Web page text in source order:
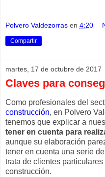
Polvero Valdezorras en 4:20
Compartir
martes, 17 de octubre de 2017
Claves para
Como profesionales del
construcción, en Polvero
tenemos que explicar a
tener en cuenta para
aunque su elaboración
tener en cuenta una serie
trata de clientes
construcción.